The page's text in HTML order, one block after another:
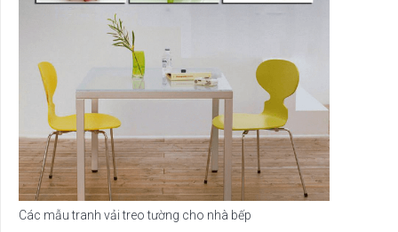
Các mẫu tranh vải treo tường cho nhà bếp